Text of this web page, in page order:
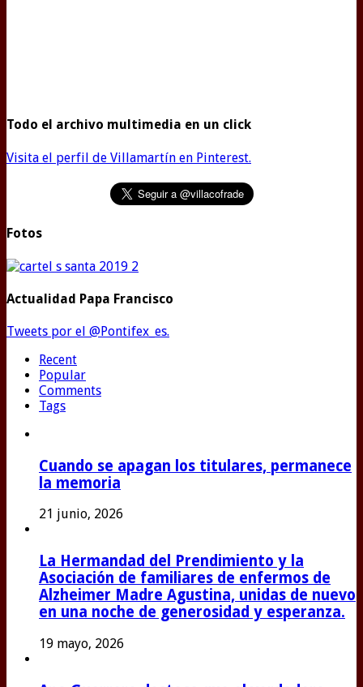
Todo el archivo multimedia en un click
Visita el perfil de Villamartín en Pinterest.
Fotos
Actualidad Papa Francisco
Tweets por el @Pontifex_es.
Recent
Popular
Comments
Tags
Cuando se apagan los titulares, permanece
la memoria
21 junio, 2026
La Hermandad del Prendimiento y la
Asociación de familiares de enfermos de
Alzheimer Madre Agustina, unidas de nuevo
en una noche de generosidad y esperanza.
19 mayo, 2026